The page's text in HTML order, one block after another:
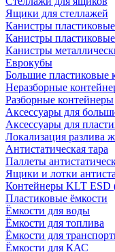
Ящики для стеллажей
Канистры
Канистры пластиковые
Канистры
Еврокубы
Большие пластиковые
Неразборные
Разборные контейнеры
Аксессуары для
Аксессуары для
Локализация разлива
Антистатическая тара
Паллеты
Ящики и лотки
Контейнеры KLT
Пластиковые ёмкости
Ёмкости для воды
Ёмкости для топлива
Ёмкости для
Ёмкости для КАС